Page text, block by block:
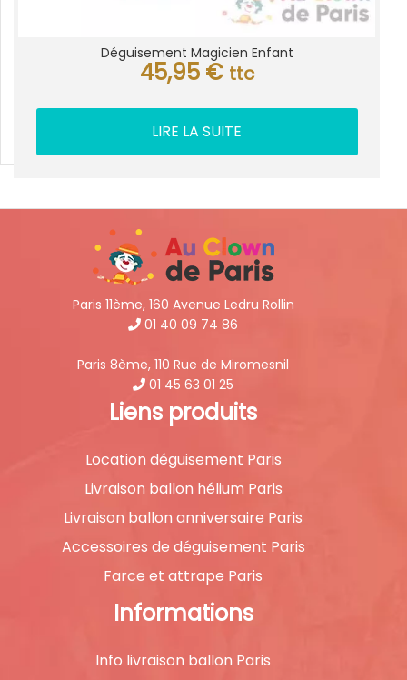
Déguisement Magicien Enfant
45,95 € ttc
LIRE LA SUITE
Paris 11ème, 160 Avenue Ledru Rollin
01 40 09 74 86
Paris 8ème, 110 Rue de Miromesnil
01 45 63 01 25
Liens produits
Location déguisement Paris
Livraison ballon hélium Paris
Livraison ballon anniversaire Paris
Accessoires de déguisement Paris
Farce et attrape Paris
Informations
Info livraison ballon Paris